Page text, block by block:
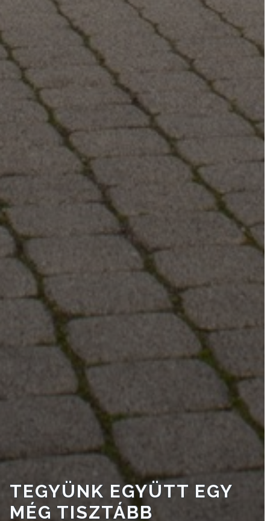
TÁJÉKOZTATÓK
ÁTLÁTHATÓSÁG
AZ
ÖNKORMÁNYZATI
CÉGEK
ÉS
INTÉZMÉNYEK
NYOMTATVÁNYOK
ÜGYINTÉZÉS
TESTÜLETI
KISTÉRSÉG
GEOTERM-
GYÖNGYÖS
TEGYÜNK EGYÜTT EGY
MÉG TISZTÁBB